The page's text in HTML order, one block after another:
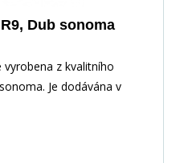
Dub sonoma
z kvalitního
Je dodávána v